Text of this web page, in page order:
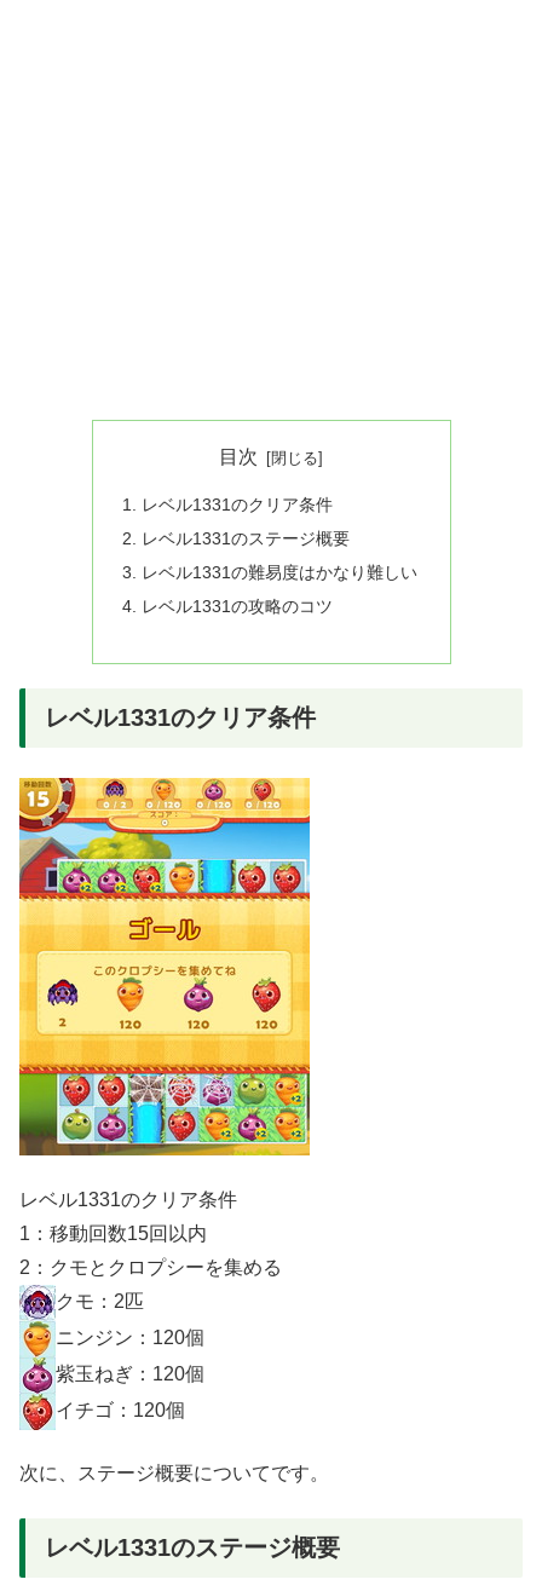
目次
レベル1331のクリア条件
レベル1331のステージ概要
レベル1331の難易度はかなり難しい
レベル1331の攻略のコツ
レベル1331のクリア条件
レベル1331のクリア条件
1：移動回数15回以内
2：クモとクロプシーを集める
クモ：2匹
ニンジン：120個
紫玉ねぎ：120個
イチゴ：120個
次に、ステージ概要についてです。
レベル1331のステージ概要